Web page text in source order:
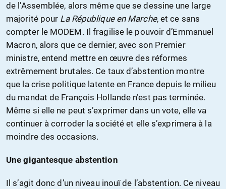
de l’Assemblée, alors même que se dessine une large
majorité pour La République en Marche, et ce sans
compter le MODEM. Il fragilise le pouvoir d’Emmanuel
Macron, alors que ce dernier, avec son Premier
ministre, entend mettre en œuvre des réformes
extrêmement brutales. Ce taux d’abstention montre
que la crise politique latente en France depuis le milieu
du mandat de François Hollande n’est pas terminée.
Même si elle ne peut s’exprimer dans un vote, elle va
continuer à corroder la société et elle s’exprimera à la
moindre des occasions.
Une gigantesque abstention
Il s’agit donc d’un niveau inouï de l’abstention. Ce niveau